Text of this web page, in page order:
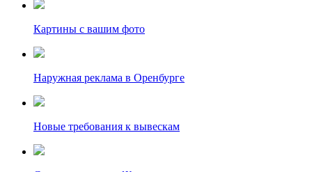
Картины с вашим фото
Наружная реклама в Оренбурге
Новые требования к вывескам